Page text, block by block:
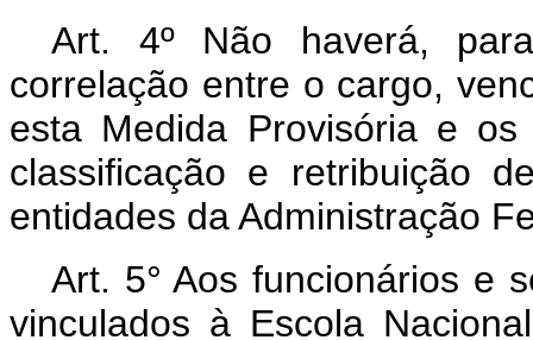
Art. 4º Não haverá,
correlação entre o cargo,
esta Medida Provisória e
classificação e retribuição
entidades da Administração
Art. 5° Aos funcionários e
vinculados à Escola